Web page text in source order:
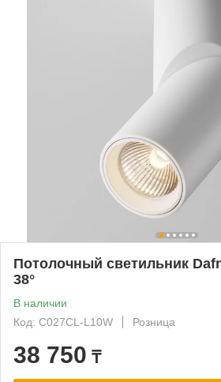
Потолочный светильник
38°
В наличии
Код: C027CL-L10W
Розница
38 750 ₸